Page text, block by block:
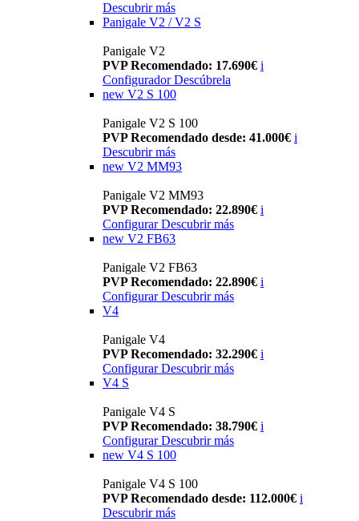
Descubrir más
Panigale V2 / V2 S
Panigale V2
PVP Recomendado: 17.690€ i
Configurador Descúbrela
new V2 S 100
Panigale V2 S 100
PVP Recomendado desde: 41.000€ i
Descubrir más
new V2 MM93
Panigale V2 MM93
PVP Recomendado: 22.890€ i
Configurar Descubrir más
new V2 FB63
Panigale V2 FB63
PVP Recomendado: 22.890€ i
Configurar Descubrir más
V4
Panigale V4
PVP Recomendado: 32.290€ i
Configurar Descubrir más
V4 S
Panigale V4 S
PVP Recomendado: 38.790€ i
Configurar Descubrir más
new V4 S 100
Panigale V4 S 100
PVP Recomendado desde: 112.000€ i
Descubrir más